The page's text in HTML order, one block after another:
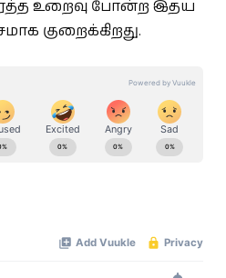
உறைவு போன்ற இதய
குறைக்கிறது.